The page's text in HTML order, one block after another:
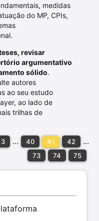
medidas
do MP, CPIs,
revisar
argumentativo
sólido.
autores
ao seu estudo
ao lado de
trilhas de
3 ... 40 41 42 ...
73 74 75